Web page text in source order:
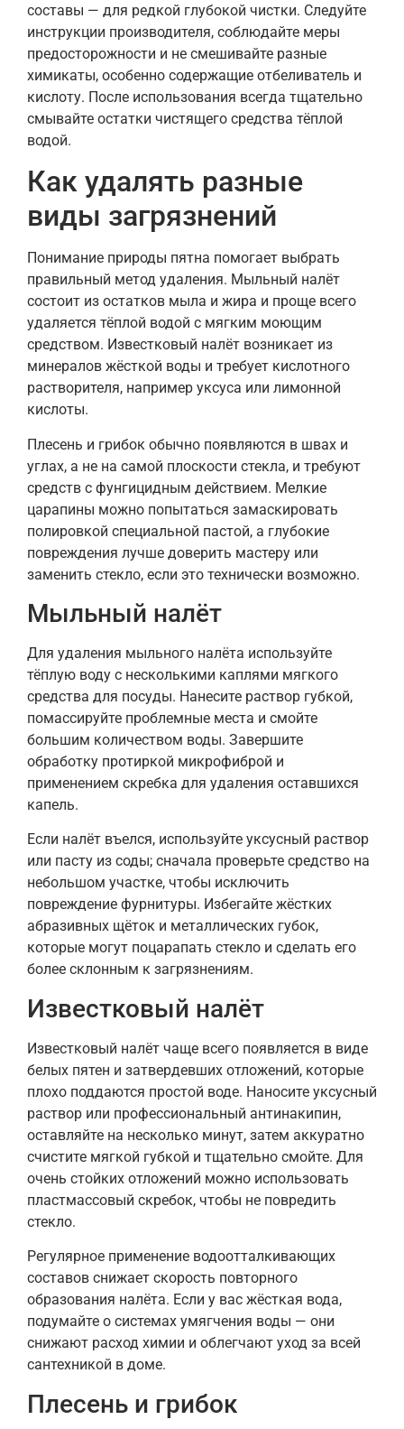
составы — для редкой глубокой чистки. Следуйте
инструкции производителя, соблюдайте меры
предосторожности и не смешивайте разные
химикаты, особенно содержащие отбеливатель и
кислоту. После использования всегда тщательно
смывайте остатки чистящего средства тёплой
водой.
Как удалять разные
виды загрязнений
Понимание природы пятна помогает выбрать
правильный метод удаления. Мыльный налёт
состоит из остатков мыла и жира и проще всего
удаляется тёплой водой с мягким моющим
средством. Известковый налёт возникает из
минералов жёсткой воды и требует кислотного
растворителя, например уксуса или лимонной
кислоты.
Плесень и грибок обычно появляются в швах и
углах, а не на самой плоскости стекла, и требуют
средств с фунгицидным действием. Мелкие
царапины можно попытаться замаскировать
полировкой специальной пастой, а глубокие
повреждения лучше доверить мастеру или
заменить стекло, если это технически возможно.
Мыльный налёт
Для удаления мыльного налёта используйте
тёплую воду с несколькими каплями мягкого
средства для посуды. Нанесите раствор губкой,
помассируйте проблемные места и смойте
большим количеством воды. Завершите
обработку протиркой микрофиброй и
применением скребка для удаления оставшихся
капель.
Если налёт въелся, используйте уксусный раствор
или пасту из соды; сначала проверьте средство на
небольшом участке, чтобы исключить
повреждение фурнитуры. Избегайте жёстких
абразивных щёток и металлических губок,
которые могут поцарапать стекло и сделать его
более склонным к загрязнениям.
Известковый налёт
Известковый налёт чаще всего появляется в виде
белых пятен и затвердевших отложений, которые
плохо поддаются простой воде. Наносите уксусный
раствор или профессиональный антинакипин,
оставляйте на несколько минут, затем аккуратно
счистите мягкой губкой и тщательно смойте. Для
очень стойких отложений можно использовать
пластмассовый скребок, чтобы не повредить
стекло.
Регулярное применение водоотталкивающих
составов снижает скорость повторного
образования налёта. Если у вас жёсткая вода,
подумайте о системах умягчения воды — они
снижают расход химии и облегчают уход за всей
сантехникой в доме.
Плесень и грибок